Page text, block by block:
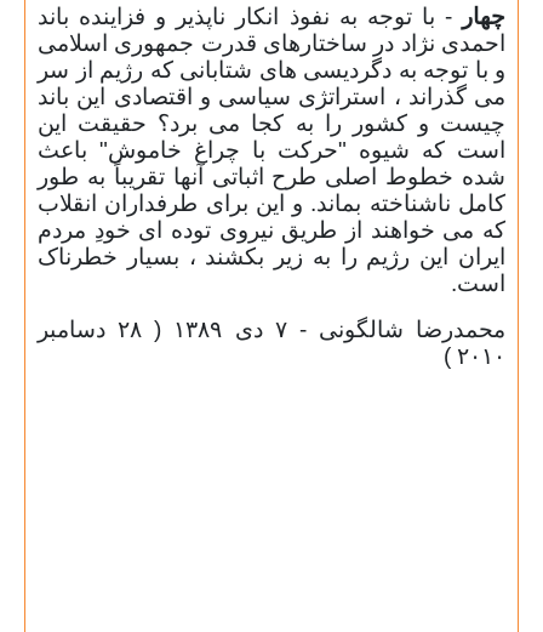
چهار
- با توجه به نفوذ انکار ناپذیر و فزاینده باند
احمدی نژاد در ساختارهای قدرت جمهوری اسلامی
و با توجه به دگردیسی های شتابانی که رژیم از سر
می گذراند ، استراتژی سیاسی و اقتصادی این باند
چیست و کشور را به کجا می برد؟ حقیقت این
است که شیوه "حرکت با چراغ خاموش" باعث
شده خطوط اصلی طرح اثباتی آنها تقریباً به طور
کامل ناشناخته بماند. و این برای طرفداران انقلاب
که می خواهند از طریق نیروی توده ای خودِ مردم
ایران این رژیم را به زیر بکشند ، بسیار خطرناک
است.
محمدرضا شالگونی - ۷ دی ۱۳۸۹ ( ۲۸ دسامبر
۲۰۱۰ )